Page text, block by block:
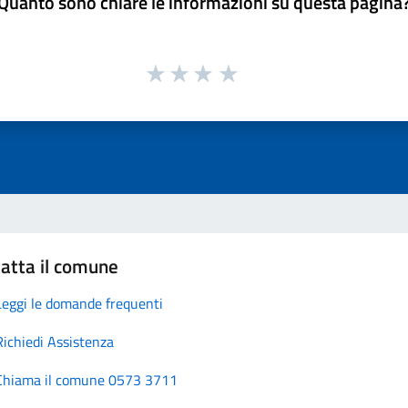
il comune
le domande frequenti
Assistenza
il comune 0573 3711